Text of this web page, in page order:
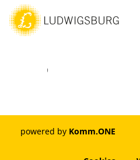
Youtube
powered by Komm.ONE